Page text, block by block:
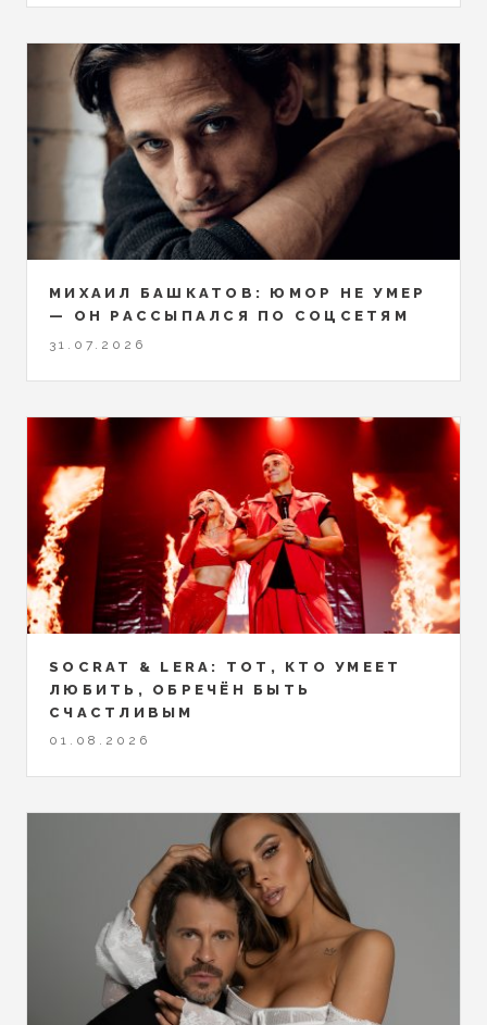
МИХАИЛ БАШКАТОВ: ЮМОР НЕ УМЕР
— ОН РАССЫПАЛСЯ ПО СОЦСЕТЯМ
31.07.2026
SOCRAT & LERA: ТОТ, КТО УМЕЕТ
ЛЮБИТЬ, ОБРЕЧЁН БЫТЬ
СЧАСТЛИВЫМ
01.08.2026